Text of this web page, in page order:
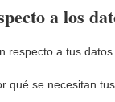
a los
respecto a tus
qué se necesitan